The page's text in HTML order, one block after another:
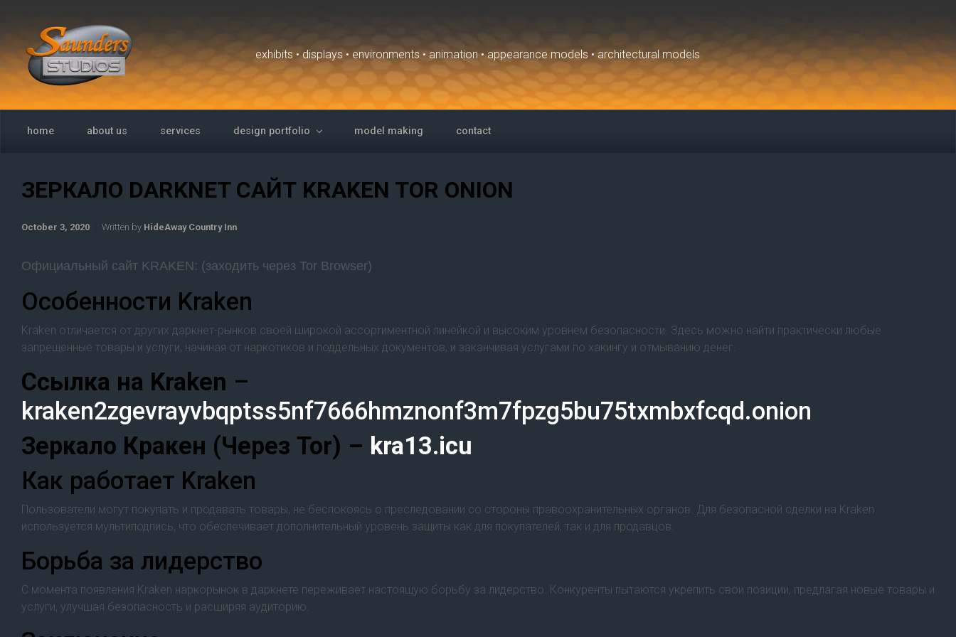
exhibits • displays • environments • animation • appearance models • architectural models
home about us services design portfolio model making contact
ЗЕРКАЛО DARKNET САЙТ KRAKEN TOR ONION
October 3, 2020 Written by HideAway Country Inn
Официальный сайт KRAKEN: (заходить через Tor Browser)
Особенности Kraken
Kraken отличается от других даркнет-рынков своей широкой ассортиментной линейкой и высоким уровнем безопасности. Здесь можно найти практически любые
запрещенные товары и услуги, начиная от наркотиков и поддельных документов, и заканчивая услугами по хакингу и отмыванию денег.
Cсылка на Kraken –
kraken2zgevrayvbqptss5nf7666hmznonf3m7fpzg5bu75txmbxfcqd.onion
Зеркало Кракен (Через Tor) – kra13.icu
Как работает Kraken
Пользователи могут покупать и продавать товары, не беспокоясь о преследовании со стороны правоохранительных органов. Для безопасной сделки на Kraken
используется мультиподпись, что обеспечивает дополнительный уровень защиты как для покупателей, так и для продавцов.
Борьба за лидерство
С момента появления Kraken наркорынок в даркнете переживает настоящую борьбу за лидерство. Конкуренты пытаются укрепить свои позиции, предлагая новые товары и
услуги, улучшая безопасность и расширяя аудиторию.